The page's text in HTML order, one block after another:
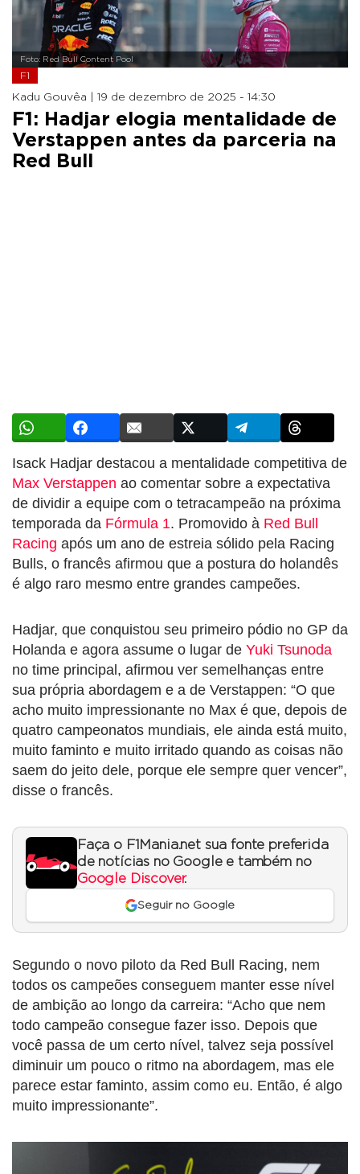
Foto: Red Bull Content Pool
F1
Kadu Gouvêa | 19 de dezembro de 2025 - 14:30
F1: Hadjar elogia mentalidade de
Verstappen antes da parceria na
Red Bull
Isack Hadjar destacou a mentalidade competitiva de
Max Verstappen ao comentar sobre a expectativa
de dividir a equipe com o tetracampeão na próxima
temporada da Fórmula 1. Promovido à Red Bull
Racing após um ano de estreia sólido pela Racing
Bulls, o francês afirmou que a postura do holandês
é algo raro mesmo entre grandes campeões.
Hadjar, que conquistou seu primeiro pódio no GP da
Holanda e agora assume o lugar de Yuki Tsunoda
no time principal, afirmou ver semelhanças entre
sua própria abordagem e a de Verstappen: “O que
acho muito impressionante no Max é que, depois de
quatro campeonatos mundiais, ele ainda está muito,
muito faminto e muito irritado quando as coisas não
saem do jeito dele, porque ele sempre quer vencer”,
disse o francês.
Faça o F1Mania.net sua fonte preferida
de notícias no Google e também no
Google Discover.
Seguir no Google
Segundo o novo piloto da Red Bull Racing, nem
todos os campeões conseguem manter esse nível
de ambição ao longo da carreira: “Acho que nem
todo campeão consegue fazer isso. Depois que
você passa de um certo nível, talvez seja possível
diminuir um pouco o ritmo na abordagem, mas ele
parece estar faminto, assim como eu. Então, é algo
muito impressionante”.